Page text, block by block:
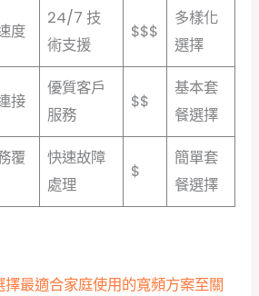
度
24/7 技
術支援
$$$
多樣化
選擇
接
優質客戶
服務
$$
基本套
餐選擇
覆
快速故障
處理
$
簡單套
餐選擇
最適合家庭使用的寬頻方案至關